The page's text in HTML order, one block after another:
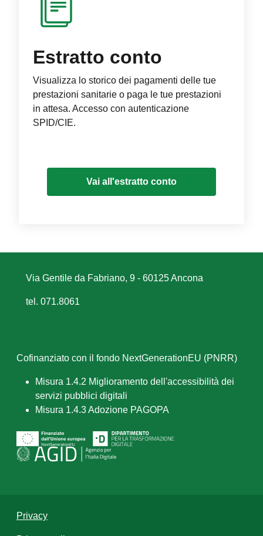
Estratto conto
Visualizza lo storico dei pagamenti delle tue
prestazioni sanitarie o paga le tue prestazioni
in attesa. Accesso con autenticazione
SPID/CIE.
Vai all'estratto conto
Via Gentile da Fabriano, 9 - 60125 Ancona
tel. 071.8061
Cofinanziato con il fondo NextGenerationEU (PNRR)
Misura 1.4.2 Miglioramento dell'accessibilità dei
servizi pubblici digitali
Misura 1.4.3 Adozione PAGOPA
Privacy